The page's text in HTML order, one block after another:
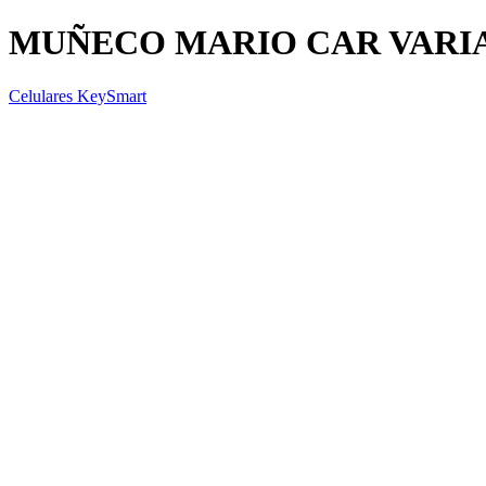
MUÑECO MARIO CAR
Celulares KeySmart